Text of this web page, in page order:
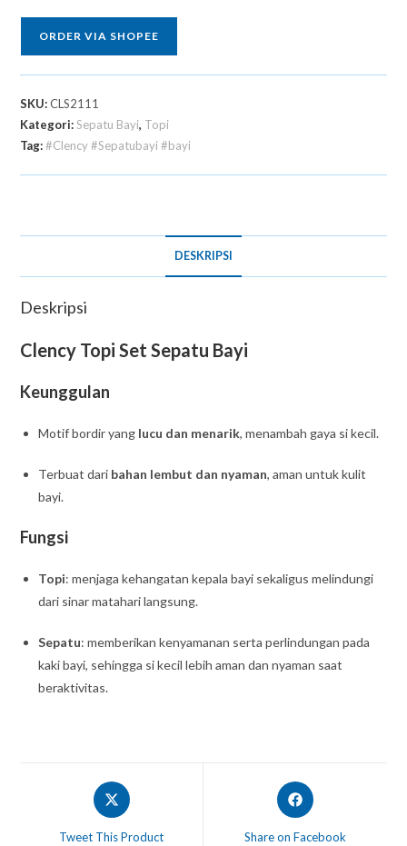
ORDER VIA SHOPEE
SKU:CLS2111
Kategori:Sepatu Bayi, Topi
Tag:#Clency #Sepatubayi #bayi
DESKRIPSI
Deskripsi
Clency Topi Set Sepatu Bayi
Keunggulan
Motif bordir yang lucu dan menarik, menambah gaya si kecil.
Terbuat dari bahan lembut dan nyaman, aman untuk kulit
bayi.
Fungsi
Topi: menjaga kehangatan kepala bayi sekaligus melindungi
dari sinar matahari langsung.
Sepatu: memberikan kenyamanan serta perlindungan pada
kaki bayi, sehingga si kecil lebih aman dan nyaman saat
beraktivitas.
Tweet This Product Share on Facebook